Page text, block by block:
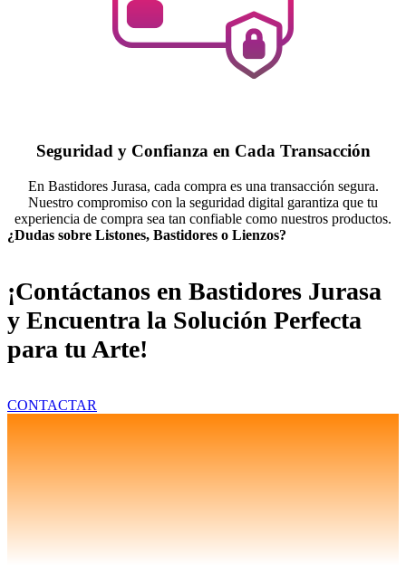
Seguridad y Confianza en Cada Transacción
En Bastidores Jurasa, cada compra es una transacción segura.
Nuestro compromiso con la seguridad digital garantiza que tu
experiencia de compra sea tan confiable como nuestros productos.
¿Dudas sobre Listones, Bastidores o Lienzos?
¡Contáctanos en Bastidores Jurasa
y Encuentra la Solución Perfecta
para tu Arte!
CONTACTAR